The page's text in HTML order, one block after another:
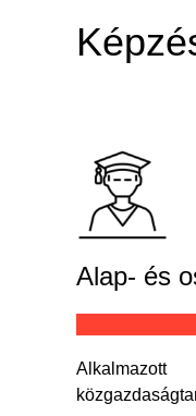
Alap- és
Alkalmazott